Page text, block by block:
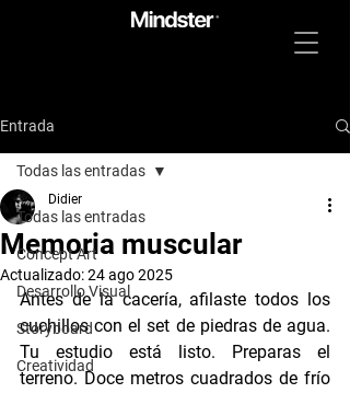
Entrada
Todas las entradas
Concept Art
Desarrollo Visual
Storyboard
Creatividad
Todas las entradas
Memoria muscular
Didier
Actualizado:24 ago 2025
Antes de la cacería, afilaste todos los
cuchillos con el set de piedras de agua.
Tu estudio está listo. Preparas el
terreno. Doce metros cuadrados de frío